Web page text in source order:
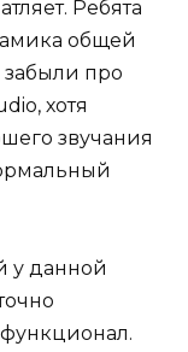
Ребята
общей
забыли про
хотя
звучания
у данной